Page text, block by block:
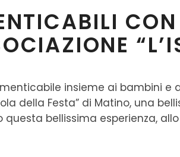
insieme ai bambini e
della Festa” di Matino, una
bellissima esperienza,